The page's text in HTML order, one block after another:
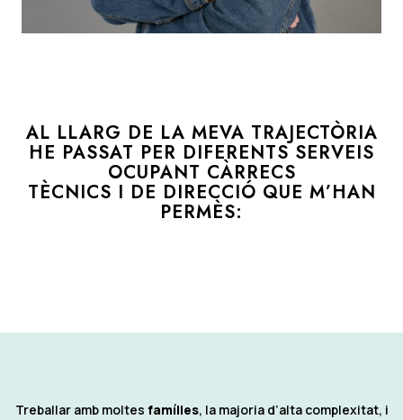
AL LLARG DE LA MEVA TRAJECTÒRIA
HE PASSAT PER DIFERENTS SERVEIS
OCUPANT CÀRRECS
TÈCNICS I DE DIRECCIÓ QUE M’HAN
PERMÈS:
Treballar amb moltes famílies, la majoria d’alta complexitat, i